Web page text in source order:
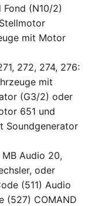
Fond (N10/2)
mit Motor
272, 274, 276:
mit
(G3/2) oder
651 und
Soundgenerator
Audio 20,
oder
(511) Audio
(527) COMAND